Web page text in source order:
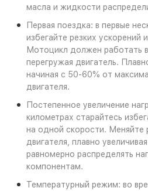
масла и жидкости
Первая поездка: в первые
избегайте резких ускорений
Мотоцикл должен работать
перегружая двигатель.
начиная с 50-60% от
двигателя.
Постепенное увеличение
километрах старайтесь
на одной скорости. Меняйте
двигателя, плавно
равномерно распределять
компонентам.
Температурный режим: во